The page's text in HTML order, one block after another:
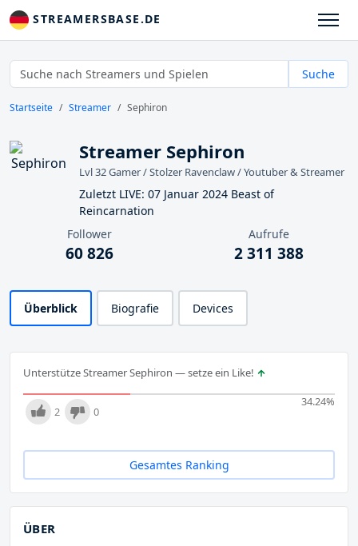
STREAMERSBASE.DE
Suche
Startseite Streamer Sephiron
Streamer Sephiron
Lvl 32 Gamer / Stolzer Ravenclaw / Youtuber & Streamer
Zuletzt LIVE: 07 Januar 2024 Beast of
Reincarnation
Follower
60 826
Aufrufe
2 311 388
Überblick Biografie Devices
Unterstütze Streamer Sephiron — setze ein Like!
34.24%
2 0
Gesamtes Ranking
ÜBER